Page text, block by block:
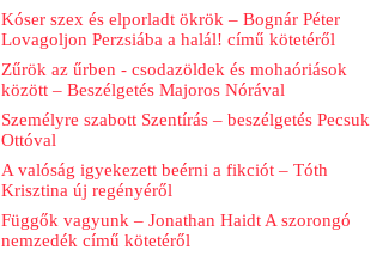
Kóser szex és elporladt ökrök – Bognár Péter
Lovagoljon Perzsiába a halál! című kötetéről
Zűrök az űrben - csodazöldek és mohaóriások
között – Beszélgetés Majoros Nórával
Személyre szabott Szentírás – beszélgetés Pecsuk
Ottóval
A valóság igyekezett beérni a fikciót – Tóth
Krisztina új regényéről
Függők vagyunk – Jonathan Haidt A szorongó
nemzedék című kötetéről